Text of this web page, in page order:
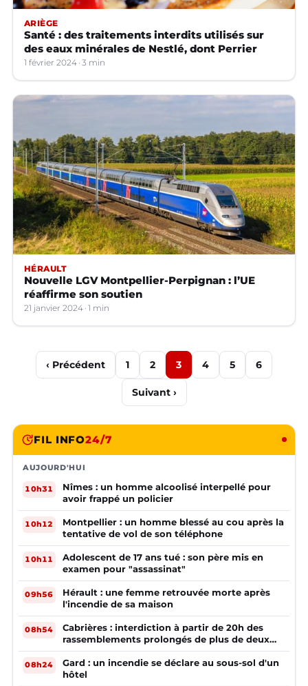
ARIÈGE
Santé : des traitements interdits utilisés sur
des eaux minérales de Nestlé, dont Perrier
1 février 2024 3 min
HÉRAULT
Nouvelle LGV Montpellier-Perpignan : l’UE
réaffirme son soutien
21 janvier 2024 1 min
‹ Précédent 1 2 3 4 5 6
Suivant ›
FIL INFO24/7
AUJOURD'HUI
10h31
Nîmes : un homme alcoolisé interpellé pour
avoir frappé un policier
10h12
Montpellier : un homme blessé au cou après la
tentative de vol de son téléphone
10h11
Adolescent de 17 ans tué : son père mis en
examen pour "assassinat"
09h56
Hérault : une femme retrouvée morte après
l'incendie de sa maison
08h54
Cabrières : interdiction à partir de 20h des
rassemblements prolongés de plus de deux
mineurs non accompagnés d'un adulte
08h24
Gard : un incendie se déclare au sous-sol d'un
hôtel